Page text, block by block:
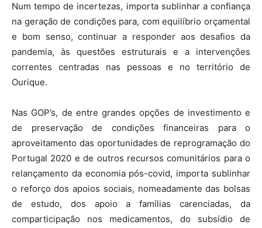
Num tempo de incertezas, importa sublinhar a confiança
na geração de condições para, com equilíbrio orçamental
e bom senso, continuar a responder aos desafios da
pandemia, às questões estruturais e a intervenções
correntes centradas nas pessoas e no território de
Ourique.
Nas GOP’s, de entre grandes opções de investimento e
de preservação de condições financeiras para o
aproveitamento das oportunidades de reprogramação do
Portugal 2020 e de outros recursos comunitários para o
relançamento da economia pós-covid, importa sublinhar
o reforço dos apoios sociais, nomeadamente das bolsas
de estudo, dos apoio a famílias carenciadas, da
comparticipação nos medicamentos, do subsídio de